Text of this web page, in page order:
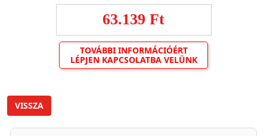
63.139 Ft
TOVÁBBI INFORMÁCIÓÉRT
LÉPJEN KAPCSOLATBA VELÜNK
VISSZA